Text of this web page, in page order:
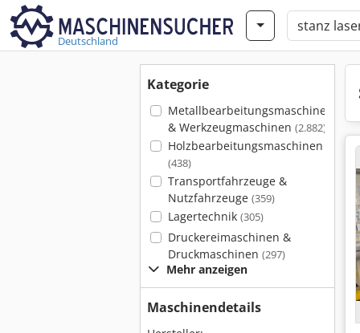
Deutschland
Kategorie
Metallbearbeitungsmaschinen
& Werkzeugmaschinen (2.882)
Holzbearbeitungsmaschinen
(438)
Transportfahrzeuge &
Nutzfahrzeuge (359)
Lagertechnik (305)
Druckereimaschinen &
Druckmaschinen (297)
Mehr anzeigen
Maschinendetails